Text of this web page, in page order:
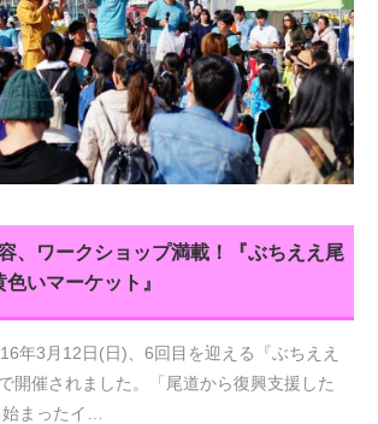
、ワークショップ満載！『ぶちええ尾
いマーケット』
年3月12日(日)、6回目を迎える『ぶちええ
開催されました。「尾道から復興支援した
まったイ…